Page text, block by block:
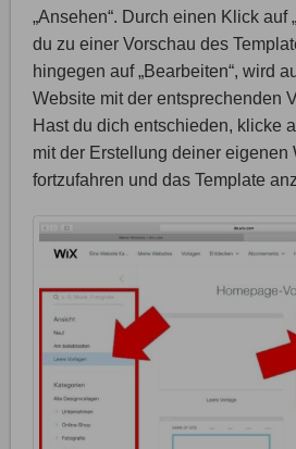
„Ansehen“. Durch einen Klick auf
du zu einer Vorschau des
hingegen auf „Bearbeiten“, wird
Website mit der entsprechenden
Hast du dich entschieden, klicke
mit der Erstellung deiner eigenen
fortzufahren und das Template